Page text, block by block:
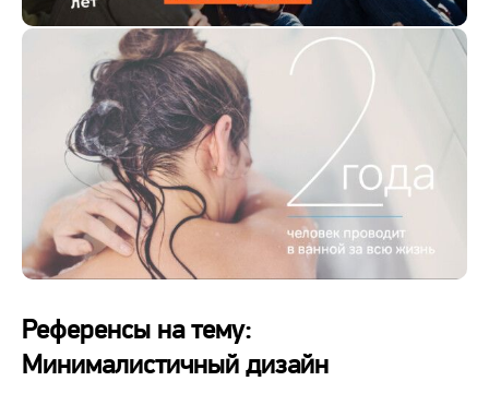
Референсы на тему:
Минималистичный дизайн